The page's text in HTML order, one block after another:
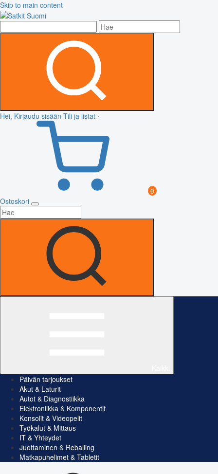
Skip to main content
Hei, Kirjaudu sisään Tili ja listat
0
Ostoskori
Päivän tarjoukset
Akut & Laturit
Autot & Diagnostiikka
Elektroniikka & Komponentit
Konsolit & Videopelit
Työkalut & Mittaus
IT & Yhteydet
Juottaminen & Reballing
Matkapuhelimet & Tabletit